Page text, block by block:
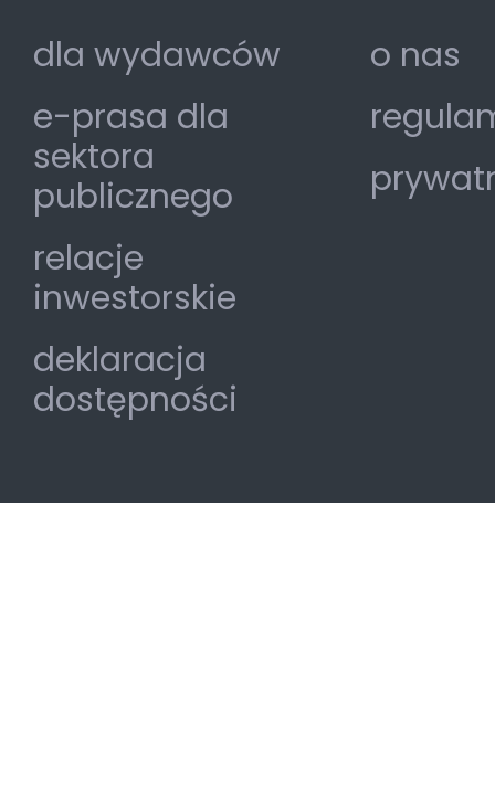
dla wydawców
e-prasa dla
sektora
publicznego
relacje
inwestorskie
deklaracja
dostępności
o nas